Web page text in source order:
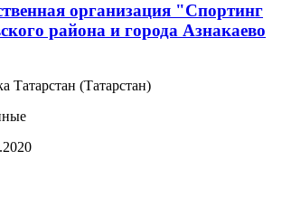
организация "Спортинг
района и города Азнакаево
Татарстан (Татарстан)